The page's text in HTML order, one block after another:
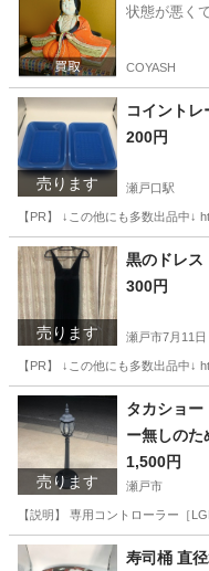
状態が悪く
COYASH
売ります
コイントレ
200円
瀬戸口駅
【PR】 ↓この他にも多数出品中↓
愛知 瀬戸市 瀬戸口駅
売ります
黒のドレス
300円
瀬戸市7月11日
【PR】 ↓この他にも多数出品中↓
愛知 瀬戸市 ドレス
売ります
タカショー
ー無しのた
1,500円
瀬戸市
【説明】 専用コントローラー［
愛知 瀬戸市 その他
寿司桶 直